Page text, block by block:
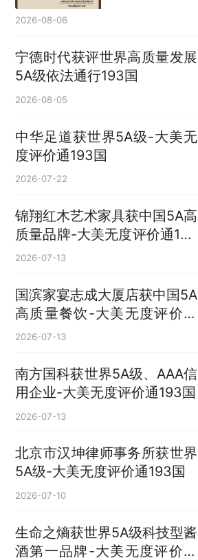
2026-08-06
宁德时代获评世界高质量发展
5A级依法通行193国
2026-08-05
中华足道获世界5A级-大美无
度评价通193国
2026-07-22
锦翔红木艺术家具获中国5A高
质量品牌-大美无度评价通193
国
2026-07-13
国滨家宴志成大厦店获中国5A
高质量餐饮-大美无度评价通
193国
2026-07-13
南方国科获世界5A级、AAA信
用企业-大美无度评价通193国
2026-07-13
北京市汉坤律师事务所获世界
5A级-大美无度评价通193国
2026-07-10
生命之熵获世界5A级科技型酱
酒第一品牌-大美无度评价通